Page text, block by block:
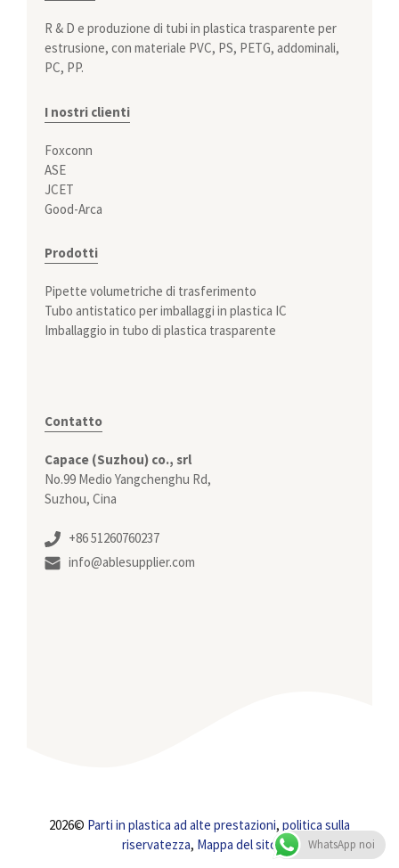
R & D e produzione di tubi in plastica trasparente per
estrusione, con materiale PVC, PS, PETG, addominali,
PC, PP.
I nostri clienti
Foxconn
ASE
JCET
Good-Arca
Prodotti
Pipette volumetriche di trasferimento
Tubo antistatico per imballaggi in plastica IC
Imballaggio in tubo di plastica trasparente
Contatto
Capace (Suzhou) co., srl
No.99 Medio Yangchenghu Rd,
Suzhou, Cina
+86 51260760237
info@ablesupplier.com
2026© Parti in plastica ad alte prestazioni, politica sulla
riservatezza, Mappa del sito WhatsApp noi